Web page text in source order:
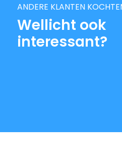
Draagt bij aan
De blokkenset is perfect
probleemoplossend
kinderdagverblijf! Maak
ANDERE KLANTEN
Wellicht ook
interessant?